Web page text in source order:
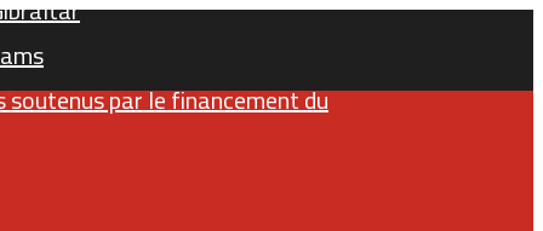
par le financement du